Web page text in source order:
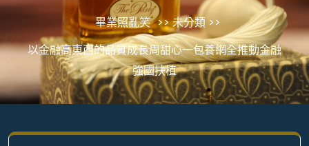
畢業照亂笑 >> 未分類 >>
以金融高東西的品質成長周甜心一包養網全推動金融
強國扶植